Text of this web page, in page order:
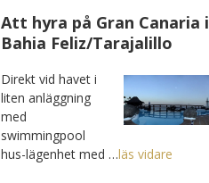
Att hyra på Gran Canaria i
Bahia Feliz/Tarajalillo
Direkt vid havet i
liten anläggning
med
swimmingpool
hus-lägenhet med …läs vidare